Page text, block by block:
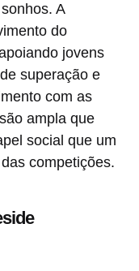
A
do
jovens
superação e
com as
ampla que
social que um
competições.